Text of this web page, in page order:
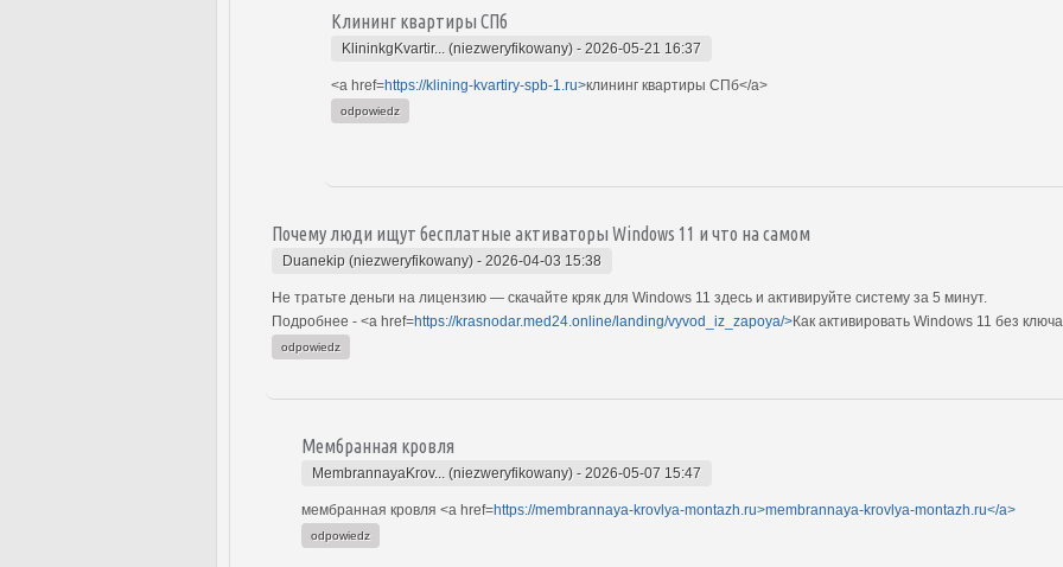
Клининг квартиры СПб
KlininkgKvartir... (niezweryfikowany) - 2026-05-21 16:37
<a href=https://klining-kvartiry-spb-1.ru>клининг квартиры СПб</a>
odpowiedz
Почему люди ищут бесплатные активаторы Windows 11 и что на самом
Duanekip (niezweryfikowany) - 2026-04-03 15:38
Не тратьте деньги на лицензию — скачайте кряк для Windows 11 здесь и активируйте систему за 5 минут.
Подробнее - <a href=https://krasnodar.med24.online/landing/vyvod_iz_zapoya/>Как активировать Windows 11 без
odpowiedz
Мембранная кровля
MembrannayaKrov... (niezweryfikowany) - 2026-05-07 15:47
мембранная кровля <a href=https://membrannaya-krovlya-montazh.ru>membrannaya-krovlya-montazh.ru</a>
odpowiedz